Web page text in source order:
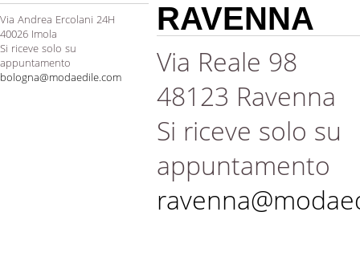
Via Andrea Ercolani 24H
40026 Imola
Si riceve solo su
appuntamento
bologna@modaedile.com
RAVENNA
Via Reale 98
48123 Ravenna
Si riceve solo su
appuntamento